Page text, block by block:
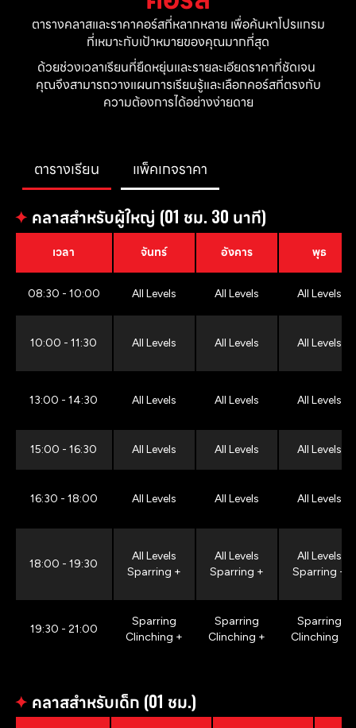
ตารางคลาสและราคาคอร์สที่หลากหลาย เพื่อค้นหาโปรแกรม
ที่เหมาะกับเป้าหมายของคุณมากที่สุด
ด้วยช่วงเวลาเรียนที่ยืดหยุ่นและรายละเอียดราคาที่ชัดเจน
คุณจึงสามารถวางแผนการเรียนรู้และเลือกคอร์สที่ตรงกับ
ความต้องการได้อย่างง่ายดาย
ตารางเรียน แพ็คเกจราคา
✦ คลาสสำหรับผู้ใหญ่ (01 ชม. 30 นาที)
เวลา จันทร์ อังคาร พุธ
08:30 - 10:00 All Levels All Levels All Levels
10:00 - 11:30 All Levels All Levels All Levels
13:00 - 14:30 All Levels All Levels All Levels
15:00 - 16:30 All Levels All Levels All Levels
16:30 - 18:00 All Levels All Levels All Levels
18:00 - 19:30
All Levels
Sparring +
All Levels
Sparring +
All Levels
Sparring +
19:30 - 21:00
Sparring
Clinching +
Sparring
Clinching +
Sparring
Clinching +
✦ คลาสสำหรับเด็ก (01 ชม.)